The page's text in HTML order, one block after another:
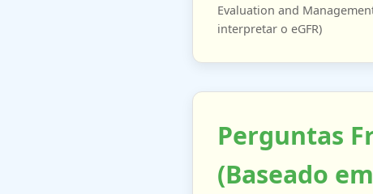
Evaluation and
interpretar o eGFR)
Perguntas
(Baseado